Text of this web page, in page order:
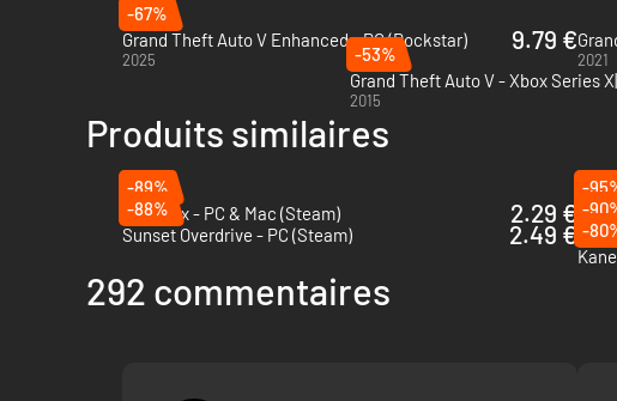
-67%
Grand Theft Auto V Enhanced - PC (Rockstar)
2025
9.79 €
2021
-53%
Grand Theft Auto V - Xbox Series
2015
Produits similaires
-89%
Mad Max - PC & Mac (Steam)
2.29 €
-
-88%
Sunset Overdrive - PC (Steam)
2.49 €
-
-
292 commentaires